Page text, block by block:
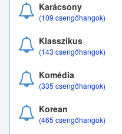
Karácsony
(109 csengőhangok)
Klasszikus
(143 csengőhangok)
Komédia
(335 csengőhangok)
Korean
(465 csengőhangok)